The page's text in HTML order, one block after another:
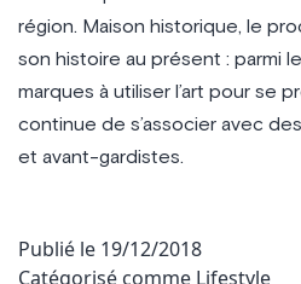
région. Maison historique, le
son histoire au présent : parmi
marques à utiliser l’art pour se
continue de s’associer avec
et avant-gardistes.
Publié le 19/12/2018
Catégorisé comme Lifestyle